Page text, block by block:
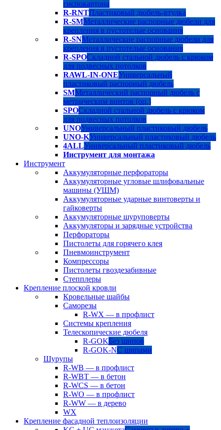
гиспокартона
R-RNTПластиковый дюбель-втулка
R-SMМеталлические распорные дюбели для
крепления в пустотелые основания
R-SNМеталлические распорные дюбели для
крепления в пустотелые основания
R-SPOСкладной стальной дюбель с крюком
для подвесных потолков
RAWL-IN-ONEУниверсальный
пластиковый распорный дюбель
SMМеталлический распорный дюбель с
метрическим винтов (оц.)
SPOСкладной стальной дюбель с крюком
для подвесных потолков
UNOУниверсальный пластиковый дюбель
UNO-KУниверсальный пластиковый дюбель
4ALLУниверсальный пластиковый дюбель
Инструмент для монтажа
Инструмент
Аккумуляторные перфораторы
Аккумуляторные угловые шлифовальные
машины (УШМ)
Аккумуляторные ударные винтоверты и
гайковерты
Аккумуляторные шуруповерты
Аккумуляторы и зарядные устройства
Перфораторы
Пистолеты для горячего клея
Пневмоинструмент
Компрессоры
Пистолеты гвоздезабивные
Степплеры
Крепление плоской кровли
Кровельные шайбы
Саморезы
R-WX — в профлист
Системы крепления
Телескопические дюбеля
R-GOKБез шипов
R-GOK-NС шипами
Шурупы
R-WB — в профлист
R-WBT — в бетон
R-WCS — в бетон
R-WO — в профлист
R-WW — в дерево
WX
Крепление фасадной теплоизоляции